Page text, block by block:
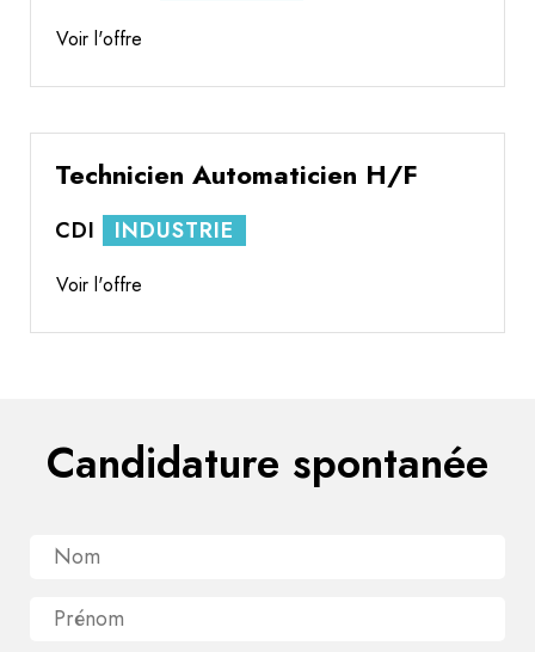
Voir l'offre
Technicien Automaticien H/F
CDI INDUSTRIE
Voir l'offre
Candidature spontanée